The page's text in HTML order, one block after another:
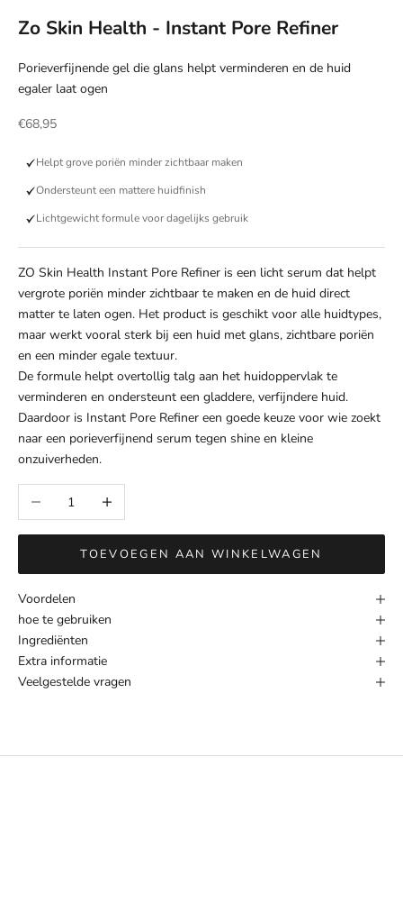
Zo Skin Health - Instant Pore Refiner
Porieverfijnende gel die glans helpt verminderen en de huid
egaler laat ogen
Aanbiedingsprijs
€68,95
Helpt grove poriën minder zichtbaar maken
Ondersteunt een mattere huidfinish
Lichtgewicht formule voor dagelijks gebruik
ZO Skin Health Instant Pore Refiner is een licht serum dat helpt
vergrote poriën minder zichtbaar te maken en de huid direct
matter te laten ogen. Het product is geschikt voor alle huidtypes,
maar werkt vooral sterk bij een huid met glans, zichtbare poriën
en een minder egale textuur.
De formule helpt overtollig talg aan het huidoppervlak te
verminderen en ondersteunt een gladdere, verfijndere huid.
Daardoor is Instant Pore Refiner een goede keuze voor wie zoekt
naar een porieverfijnend serum tegen shine en kleine
onzuiverheden.
Aantal verlagenAantal verhogen
TOEVOEGEN AAN WINKELWAGEN
Voordelen
hoe te gebruiken
Ingrediënten
Extra informatie
Veelgestelde vragen